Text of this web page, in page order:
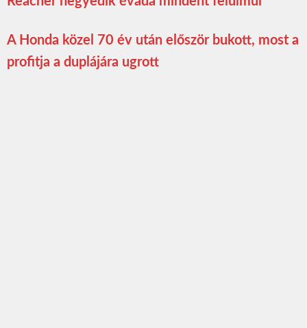
A Honda közel 70 év után először bukott, most a
profitja a duplájára ugrott